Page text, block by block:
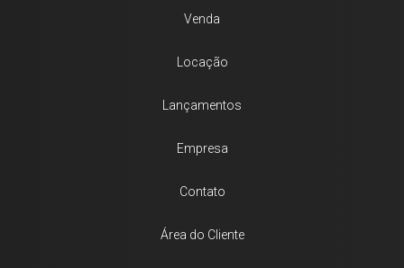
Venda
Locação
Lançamentos
Empresa
Contato
Área do Cliente